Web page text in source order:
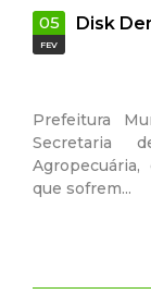
05
FEV
Disk
Prefeitura
Secretaria
que sofrem...